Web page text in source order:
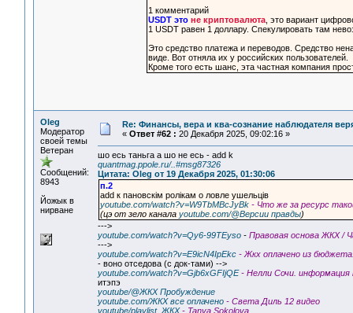
1 комментарий
USDT это не криптовалюта , это вариант
1 USDT равен 1 доллару. Спекулировать там
Это средство платежа и переводов. Средство
виде. Вот отняла их у российских пользователей.
Кроме того есть шанс, эта частная компания
Oleg
Модератор
своей темы
Ветеран
Сообщений:
8943
Йожык в
нирване
Re: Финансы, вера и ква-сознание наблюдателя
« Ответ #62 : 20 Декабря 2025, 09:02:16 »
шо есь таньга а шо не есь - add k
quantmag.ppole.ru/..#msg87326
Цитата: Oleg от 19 Декабря 2025, 01:30:06
п.2
add к пановскiм ролiкам о ловле ушельцiв
youtube.com/watch?v=W9TbMBcJyBk - Что же за ресурс
(цэ от зело канала youtube.com/@Версии правды)
--->
youtube.com/watch?v=Qy6-99TEyso - Правовая основа ЖКХ /
--->
youtube.com/watch?v=E9icN4IpEkc - Жкх оплачено из
- воно отседова (с док-тами) -->
youtube.com/watch?v=Gjb6xGFIjQE - Нелли Сочи.
итэпэ
youtube/@ЖКХ Пробуждение
youtube.com/ЖКХ все оплачено - Света Диль 12 видео
youtube/playlist_ЖКХ - Tanya Sokolova